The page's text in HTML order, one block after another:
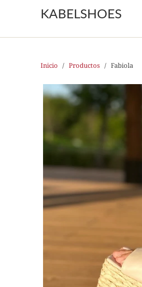
Inicio / Productos / Fabiola
KABELSHOES